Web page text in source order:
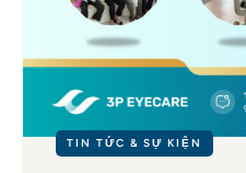
TIN TỨC & SỰ KIỆN